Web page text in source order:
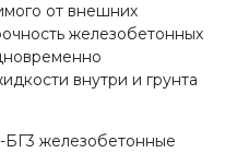
от внешних
железобетонных
внутри и грунта
БГ3 железобетонные